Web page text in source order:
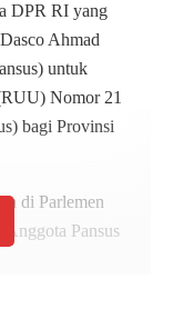
DPR RI yang
Ahmad
untuk
Nomor 21
bagi Provinsi
di Parlemen
Pansus